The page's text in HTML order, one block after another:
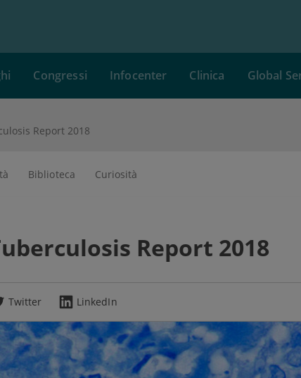
Congressi Infocenter Clinica Global
Report 2018
Biblioteca Curiosità
Report 2018
Twitter LinkedIn